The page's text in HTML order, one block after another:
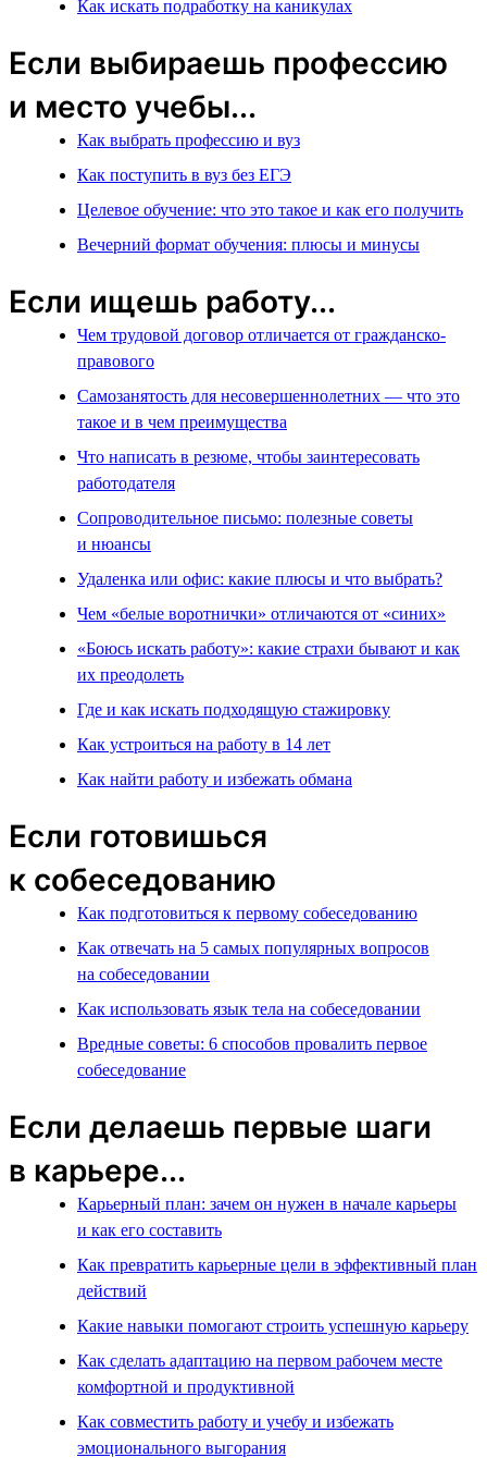
Как искать подработку на каникулах
Если выбираешь профессию
и место учебы...
Как выбрать профессию и вуз
Как поступить в вуз без ЕГЭ
Целевое обучение: что это такое и как его получить
Вечерний формат обучения: плюсы и минусы
Если ищешь работу...
Чем трудовой договор отличается от гражданско-
правового
Самозанятость для несовершеннолетних — что это
такое и в чем преимущества
Что написать в резюме, чтобы заинтересовать
работодателя
Сопроводительное письмо: полезные советы
и нюансы
Удаленка или офис: какие плюсы и что выбрать?
Чем «белые воротнички» отличаются от «синих»
«Боюсь искать работу»: какие страхи бывают и как
их преодолеть
Где и как искать подходящую стажировку
Как устроиться на работу в 14 лет
Как найти работу и избежать обмана
Если готовишься
к собеседованию
Как подготовиться к первому собеседованию
Как отвечать на 5 самых популярных вопросов
на собеседовании
Как использовать язык тела на собеседовании
Вредные советы: 6 способов провалить первое
собеседование
Если делаешь первые шаги
в карьере...
Карьерный план: зачем он нужен в начале карьеры
и как его составить
Как превратить карьерные цели в эффективный план
действий
Какие навыки помогают строить успешную карьеру
Как сделать адаптацию на первом рабочем месте
комфортной и продуктивной
Как совместить работу и учебу и избежать
эмоционального выгорания